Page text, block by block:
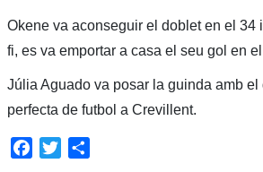
Okene va aconseguir el doblet en el 34
fi, es va emportar a casa el seu gol en
Júlia Aguado va posar la guinda amb el
perfecta de futbol a Crevillent.
Facebook
Twitter